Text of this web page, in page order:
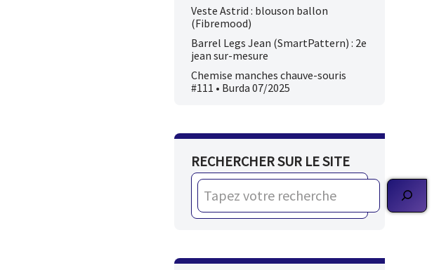
Veste Astrid : blouson ballon
(Fibremood)
Barrel Legs Jean (SmartPattern) : 2e
jean sur-mesure
Chemise manches chauve-souris
#111 • Burda 07/2025
RECHERCHER SUR LE SITE